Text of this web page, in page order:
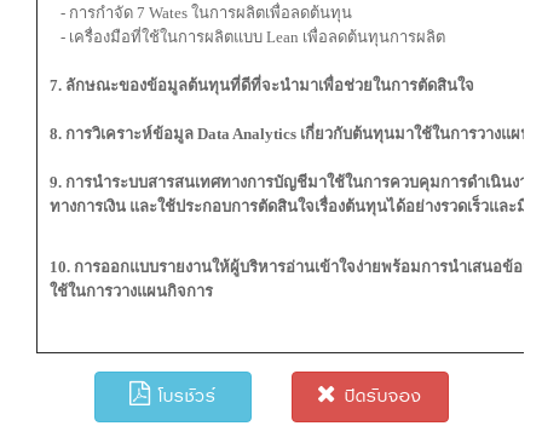
- การกำจัด 7 Wates ในการผลิตเพื่อลดต้นทุน
- เครื่องมือที่ใช้ในการผลิตแบบ Lean เพื่อลดต้นทุนการผลิต
7. ลักษณะของข้อมูลต้นทุนที่ดีที่จะนำมาเพื่อช่วยในการตัดสินใจ
8. การวิเคราะห์ข้อมูล Data Analytics เกี่ยวกับต้นทุนมาใช้ในการวางแผ
9. การนำระบบสารสนเทศทางการบัญชีมาใช้ในการควบคุมการดำเนินงา
ทางการเงิน และใช้ประกอบการตัดสินใจเรื่องต้นทุนได้อย่างรวดเร็วและมี
10. การออกแบบรายงานให้ผู้บริหารอ่านเข้าใจง่ายพร้อมการนำเสนอข้
ใช้ในการวางแผนกิจการ
โบรชัวร์ ปิดรับจอง